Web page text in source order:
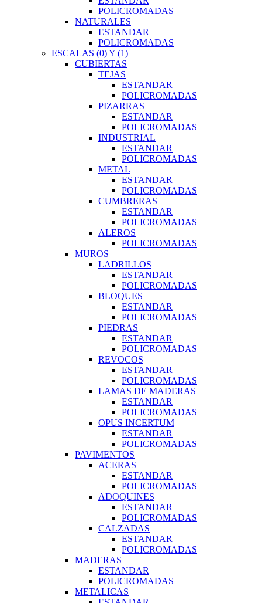
POLICROMADAS
NATURALES
ESTANDAR
POLICROMADAS
ESCALAS (0) Y (1)
CUBIERTAS
TEJAS
ESTANDAR
POLICROMADAS
PIZARRAS
ESTANDAR
POLICROMADAS
INDUSTRIAL
ESTANDAR
POLICROMADAS
METAL
ESTANDAR
POLICROMADAS
CUMBRERAS
ESTANDAR
POLICROMADAS
ALEROS
POLICROMADAS
MUROS
LADRILLOS
ESTANDAR
POLICROMADAS
BLOQUES
ESTANDAR
POLICROMADAS
PIEDRAS
ESTANDAR
POLICROMADAS
REVOCOS
ESTANDAR
POLICROMADAS
LAMAS DE MADERAS
ESTANDAR
POLICROMADAS
OPUS INCERTUM
ESTANDAR
POLICROMADAS
PAVIMENTOS
ACERAS
ESTANDAR
POLICROMADAS
ADOQUINES
ESTANDAR
POLICROMADAS
CALZADAS
ESTANDAR
POLICROMADAS
MADERAS
ESTANDAR
POLICROMADAS
METALICAS